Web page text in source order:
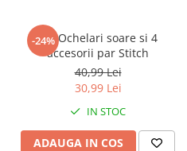
-24%
Set Ochelari soare si 4
accesorii par Stitch
40,99 Lei
30,99 Lei
IN STOC
ADAUGA IN COS